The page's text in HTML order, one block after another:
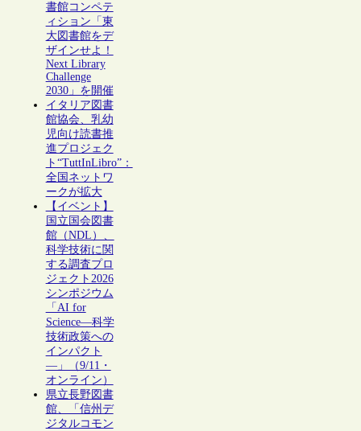
書館コンペテ
ィション「東
大図書館をデ
ザインせよ！
Next Library
Challenge
2030」を開催
イタリア図書
館協会、乳幼
児向け読書推
進プロジェク
ト“TuttInLibro”：
全国ネットワ
ークが拡大
【イベント】
国立国会図書
館（NDL）、
科学技術に関
する調査プロ
ジェクト2026
シンポジウム
「AI for
Science―科学
技術政策への
インパクト
―」（9/11・
オンライン）
県立長野図書
館、「信州デ
ジタルコモン